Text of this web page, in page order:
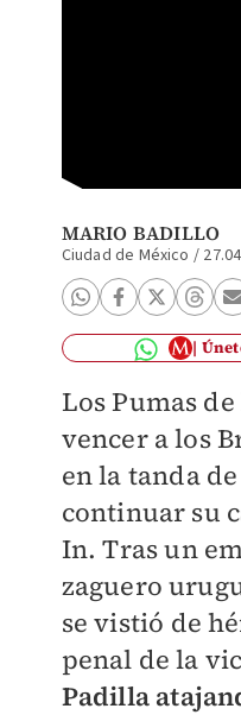
MARIO BADILLO
Ciudad de México /
Los Pumas
vencer a los
en la tanda
continuar su
In. Tras un
zaguero
se vistió de
penal de la
Padilla